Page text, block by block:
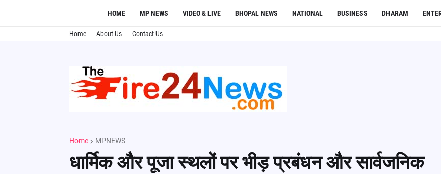
HOME MP NEWS VIDEO & LIVE BHOPAL NEWS NATIONAL BUSINESS DHARAM
Home About Us Contact Us
Home MPNEWS
धार्मिक और पूजा स्थलों पर भीड़ प्रबंधन और सार्वजनिक